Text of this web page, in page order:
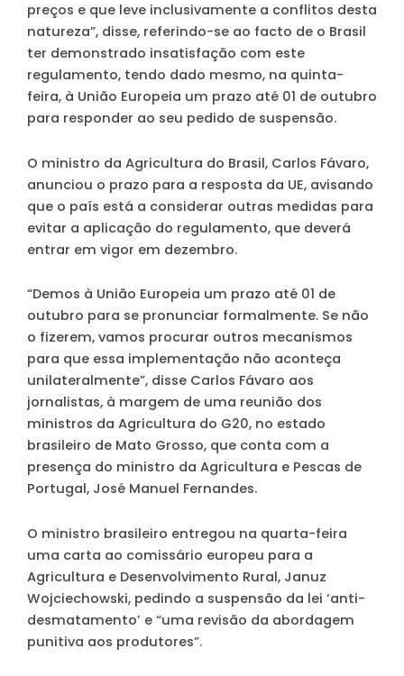
preços e que leve inclusivamente a conflitos desta
natureza”, disse, referindo-se ao facto de o Brasil
ter demonstrado insatisfação com este
regulamento, tendo dado mesmo, na quinta-
feira, à União Europeia um prazo até 01 de outubro
para responder ao seu pedido de suspensão.
O ministro da Agricultura do Brasil, Carlos Fávaro,
anunciou o prazo para a resposta da UE, avisando
que o país está a considerar outras medidas para
evitar a aplicação do regulamento, que deverá
entrar em vigor em dezembro.
“Demos à União Europeia um prazo até 01 de
outubro para se pronunciar formalmente. Se não
o fizerem, vamos procurar outros mecanismos
para que essa implementação não aconteça
unilateralmente”, disse Carlos Fávaro aos
jornalistas, à margem de uma reunião dos
ministros da Agricultura do G20, no estado
brasileiro de Mato Grosso, que conta com a
presença do ministro da Agricultura e Pescas de
Portugal, José Manuel Fernandes.
O ministro brasileiro entregou na quarta-feira
uma carta ao comissário europeu para a
Agricultura e Desenvolvimento Rural, Januz
Wojciechowski, pedindo a suspensão da lei ‘anti-
desmatamento’ e “uma revisão da abordagem
punitiva aos produtores”.